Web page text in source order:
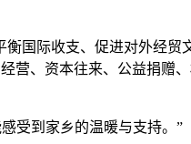
际收支、促进对外经贸
、资本往来、公益捐赠
受到家乡的温暖与支持。”